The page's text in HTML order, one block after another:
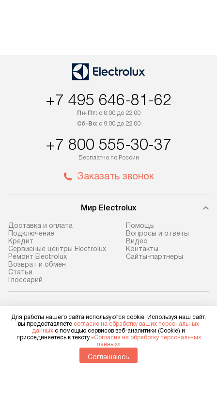
+7 495 646-81-62
Пн-Пт:с 8:00 до 22:00
Сб-Вс:с 9:00 до 22:00
+7 800 555-30-37
Бесплатно по России
Заказать звонок
Мир Electrolux
Доставка и оплата
Подключение
Кредит
Сервисные центры Electrolux
Ремонт Electrolux
Возврат и обмен
Cтатьи
Глоссарий
Помощь
Вопросы и ответы
Видео
Контакты
Сайты-партнеры
Для физических лиц
shop@electrolux-home.ru
Для работы нашего сайта используются cookie. Используя наш сайт,
вы предоставляете согласие на обработку ваших персональных
данных с помощью сервисов веб-аналитики (Cookie) и
присоединяетесь к тексту «Согласия на обработку персональных
данных»
Соглашаюсь